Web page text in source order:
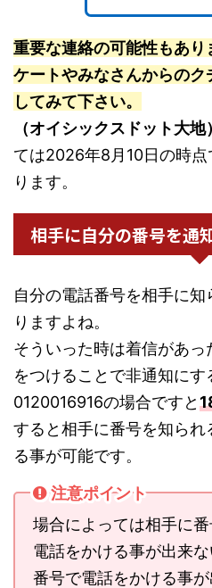
重要な連絡の可能性もあ
ケートやみなさんからの
してみて下さい。
（オイシックスドット大地）
ては2026年8月10日の時
ります。
相手に自分の番号を通
自分の電話番号を相手に
りますよね。
そういった時は着信があっ
をつけることで非通知にす
0120016916の場合ですと
すると相手に番号を知ら
る事が可能です。
注意ポイント
場合によっては相手に番
電話をかける事が出来
番号で電話をかける事